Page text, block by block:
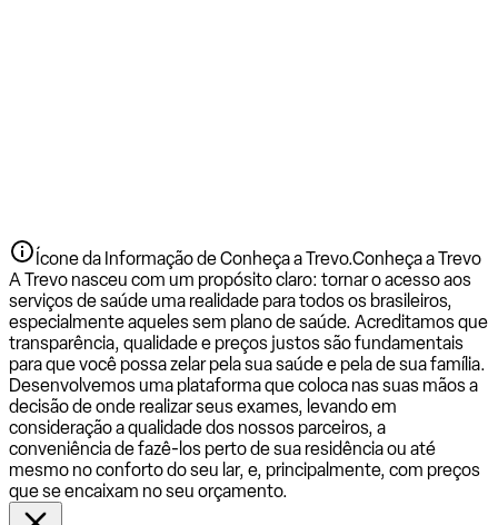
Ícone da Informação de Conheça a Trevo.Conheça a Trevo
A Trevo nasceu com um propósito claro: tornar o acesso aos
serviços de saúde uma realidade para todos os brasileiros,
especialmente aqueles sem plano de saúde. Acreditamos que
transparência, qualidade e preços justos são fundamentais
para que você possa zelar pela sua saúde e pela de sua família.
Desenvolvemos uma plataforma que coloca nas suas mãos a
decisão de onde realizar seus exames, levando em
consideração a qualidade dos nossos parceiros, a
conveniência de fazê-los perto de sua residência ou até
mesmo no conforto do seu lar, e, principalmente, com preços
que se encaixam no seu orçamento.